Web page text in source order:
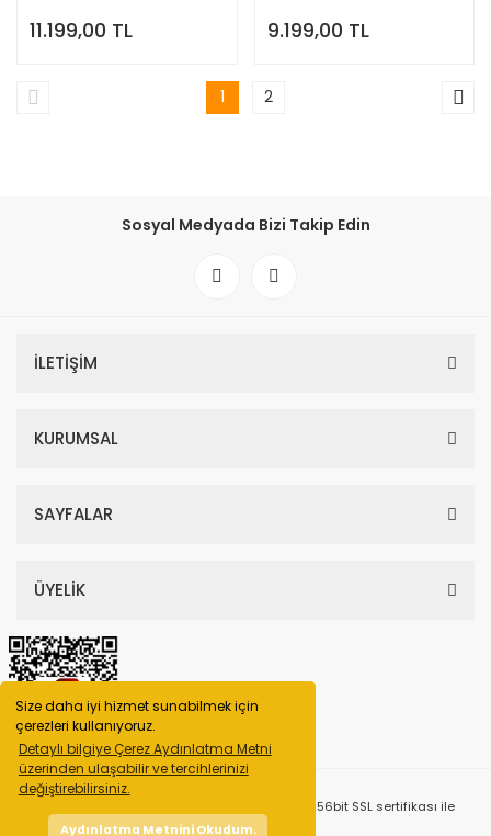
Size daha iyi hizmet sunabilmek için
çerezleri kullanıyoruz.
Detaylı bilgiye Çerez Aydınlatma Metni
üzerinden ulaşabilir ve tercihlerinizi
değiştirebilirsiniz.
Aydınlatma Metnini Okudum.
67D2UAC1TK
11.199,00 TL
+ Folyo Kılıf Hediyeli
9.199,00 TL
1 2
Sosyal Medyada Bizi Takip Edin
İLETİŞİM
KURUMSAL
SAYFALAR
ÜYELİK
© Tüm Hakları Saklıdır. Kredi kartı bilgileriniz 256bit SSL sertifikası ile
korunmaktadır.